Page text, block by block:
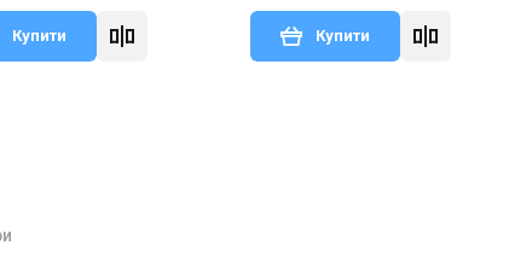
Купити Купити